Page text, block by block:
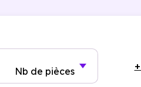
Nb de pièces